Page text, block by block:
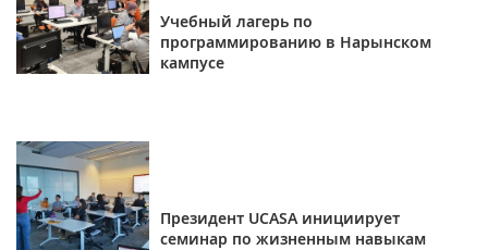
Учебный лагерь по
программированию в Нарынском
кампусе
Президент UCASA инициирует
семинар по жизненным навыкам